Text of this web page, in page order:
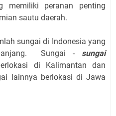
memiliki peranan penting
sautu daerah.
sungai di Indonesia yang
Sungai - sungai
di Kalimantan dan
lainnya berlokasi di Jawa